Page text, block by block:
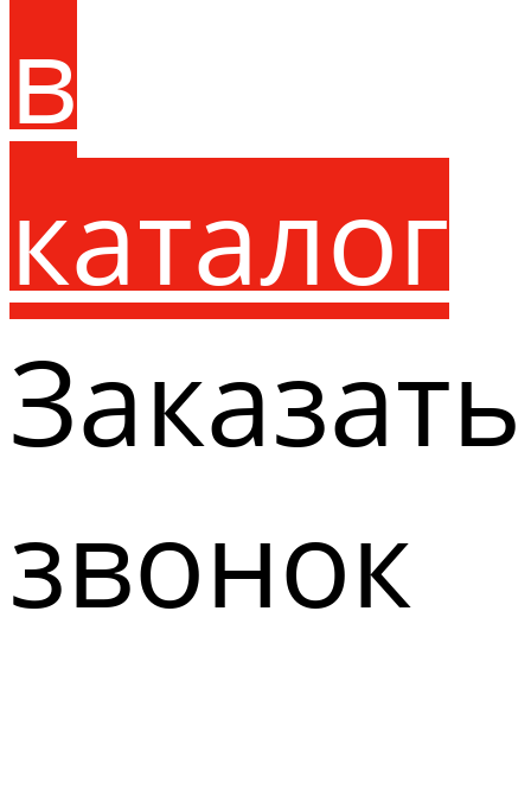
в
каталог
Заказать
звонок